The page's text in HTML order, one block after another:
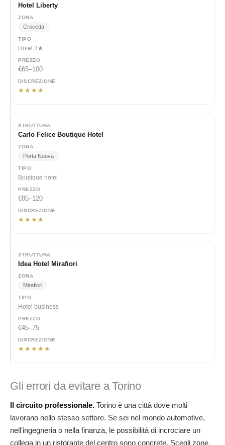
Hotel Liberty
Crocetta
Hotel 3★
€65–100
★★★★
Carlo Felice Boutique Hotel
Porta Nuova
Boutique hotel
€85–120
★★★★
Idea Hotel Mirafiori
Mirafiori
Hotel business
€45–75
★★★★★
Gli errori da evitare a Torino
Il circuito professionale. Torino è una città dove molti
lavorano nello stesso settore. Se sei nel mondo automotive,
nell’ingegneria o nella finanza, le possibilità di incrociare un
collega in un ristorante del centro sono concrete. Scegli zone